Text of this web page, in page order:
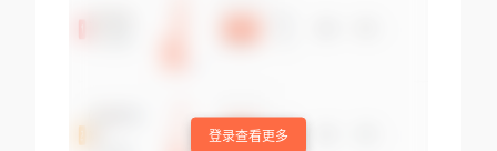
登录查看更多